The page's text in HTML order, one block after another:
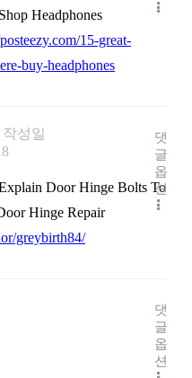
Headphones
15-great-
buy-headphones
작성일
Door Hinge Bolts To
Hinge Repair
greybirth84/
댓
글
옵
션
댓
글
옵
션